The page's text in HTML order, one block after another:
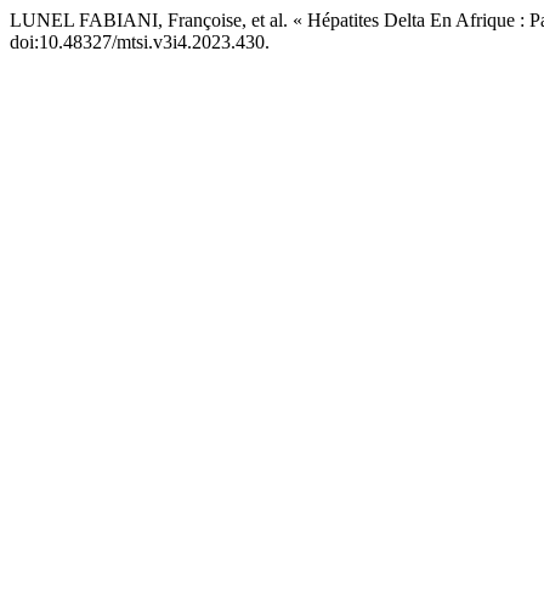
LUNEL FABIANI, Françoise, et al. « Hépatites Delta En Afrique :
doi:10.48327/mtsi.v3i4.2023.430.